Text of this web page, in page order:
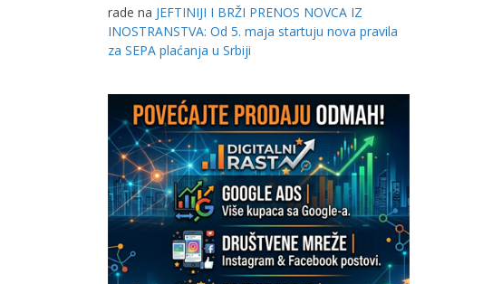
rade na JEFTINIJI I BRŽI PRENOS NOVCA IZ
INOSTRANSTVA: Od 5. maja startuju nova pravila
za SEPA plaćanja u Srbiji